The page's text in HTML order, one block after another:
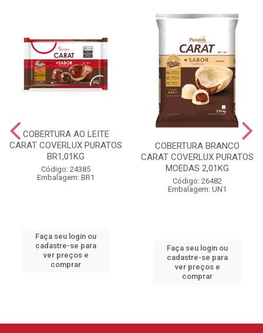
COBERTURA AO LEITE
CARAT COVERLUX PURATOS
BR1,01KG
Código: 24385
Embalagem: BR1
Faça seu login ou
cadastre-se para
ver preços e
comprar
COBERTURA BRANCO
CARAT COVERLUX PURATOS
MOEDAS 2,01KG
Código: 26482
Embalagem: UN1
Faça seu login ou
cadastre-se para
ver preços e
comprar